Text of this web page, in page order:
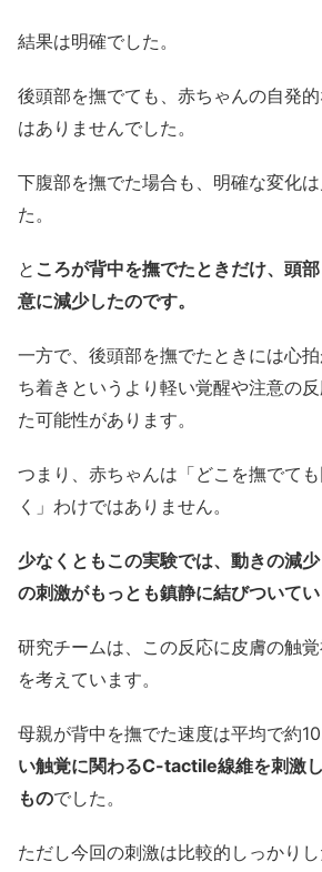
結果は明確でした。
後頭部を撫でても、赤ちゃんの自発
はありませんでした。
下腹部を撫でた場合も、明確な変化
た。
と ころが背中を撫でたときだけ、頭
意に減少したのです。
一方で、後頭部を撫でたときには心
ち着きというより軽い覚醒や注意の
た可能性があります。
つまり、赤ちゃんは「どこを撫でて
く」わけではありません。
少なくともこの実験では、動きの減
の刺激がもっとも鎮静に結びついてい
研究チームは、この反応に皮膚の触
を考えています。
母親が背中を撫でた速度は平均で約
い触覚に関わるC-tactile線維を刺激
ものでした。
ただし今回の刺激は比較的しっかり